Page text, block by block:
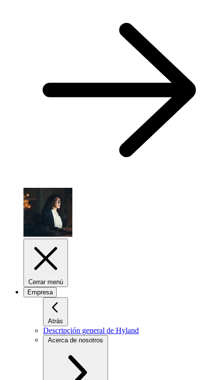
Cerrar menú
Empresa
Atrás
Descripción general de Hyland
Acerca de nosotros